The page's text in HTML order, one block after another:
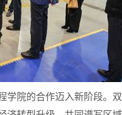
学院的合作迈入新阶段。